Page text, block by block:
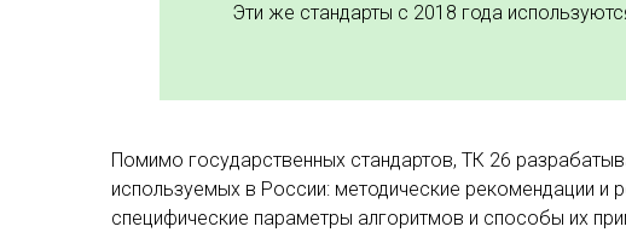
Эти же стандарты с 2018 года
Помимо государственных стандартов, ТК 26
используемых в России: методические рекомендации и
специфические параметры алгоритмов и способы их